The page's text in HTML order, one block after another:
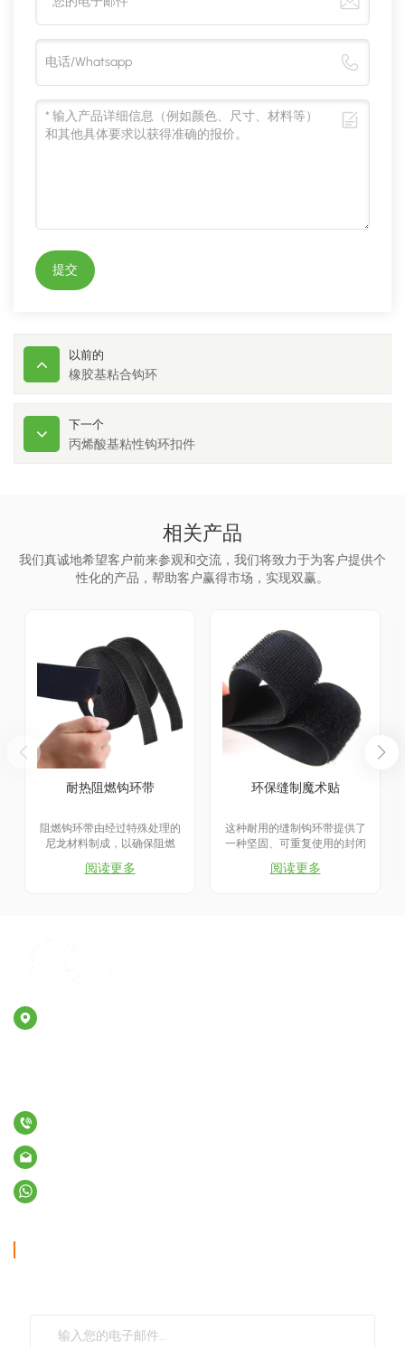
提交
以前的
橡胶基粘合钩环
下一个
丙烯酸基粘性钩环扣件
相关产品
我们真诚地希望客户前来参观和交流，我们将致力于为客户提供个
性化的产品，帮助客户赢得市场，实现双赢。
耐热阻燃钩环带
阻燃钩环带由经过特殊处理的
尼龙材料制成，以确保阻燃
性。
阅读更多
环保缝制魔术贴
这种耐用的缝制钩环带提供了
一种坚固、可重复使用的封闭
解决方案，为各种应用提供了
拉链和纽扣的多功能替代品。
阅读更多